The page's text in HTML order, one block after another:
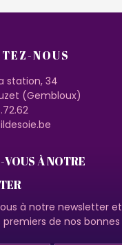
NOUS
station, 34
(Gembloux)
À NOTRE
à notre newsletter et
de nos bonnes